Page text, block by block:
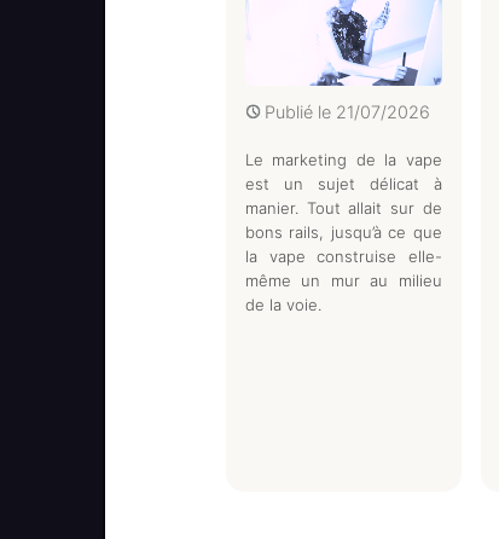
Publié le 21/07/2026
Le marketing de la vape
est un sujet délicat à
manier. Tout allait sur de
bons rails, jusqu’à ce que
la vape construise elle-
même un mur au milieu
de la voie.